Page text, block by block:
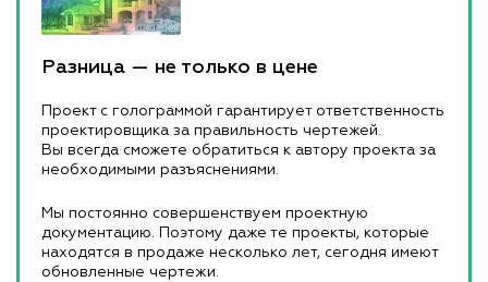
Разница — не только в цене
Проект с голограммой гарантирует ответственность
проектировщика за правильность чертежей.
Вы всегда сможете обратиться к автору проекта за
необходимыми разъяснениями.
Мы постоянно совершенствуем проектную
документацию. Поэтому даже те проекты, которые
находятся в продаже несколько лет, сегодня имеют
обновленные чертежи.